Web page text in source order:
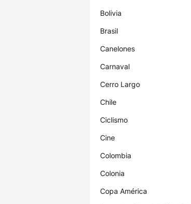
Bolivia
Brasil
Canelones
Carnaval
Cerro Largo
Chile
Ciclismo
Cine
Colombia
Colonia
Copa América